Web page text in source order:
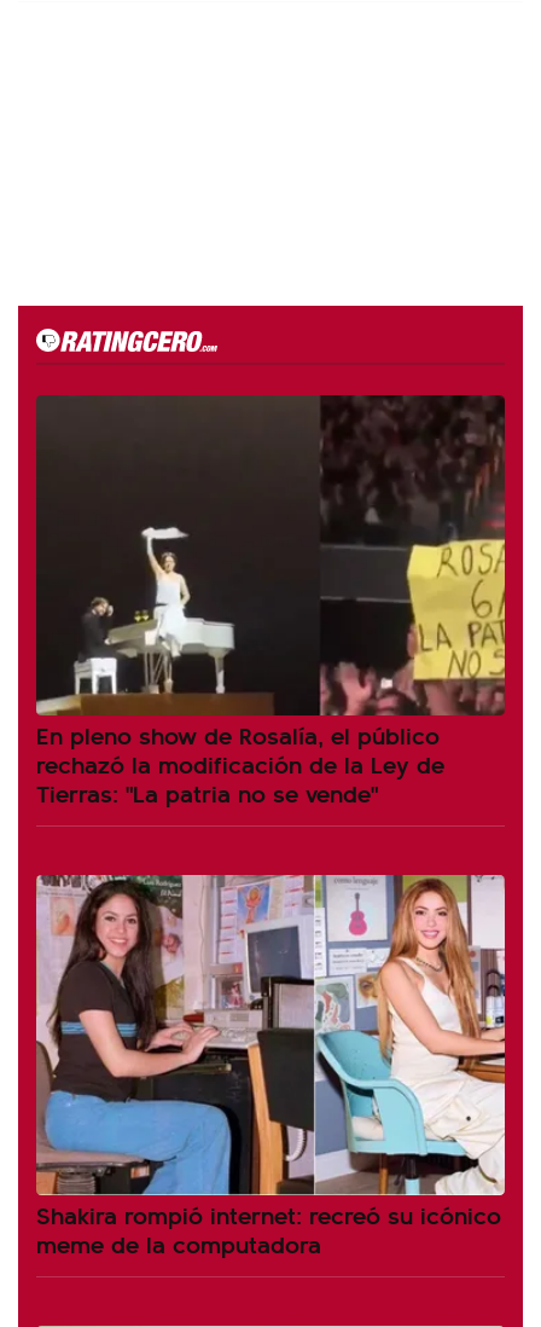
En pleno show de Rosalía, el público
rechazó la modificación de la Ley de
Tierras: "La patria no se vende"
Shakira rompió internet: recreó su icónico
meme de la computadora